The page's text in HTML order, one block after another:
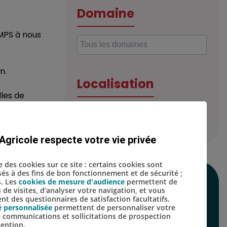
à nous
de
Domaine
Localisation
SUIVEZ-NOUS SUR
LES RÉSEAUX
SOCIAUX
respecte votre vie privée
des cookies sur ce site : certains cookies sont
à des fins de bon fonctionnement et de sécurité ;
Les cookies de mesure d'audience permettent de
visites, d’analyser votre navigation, et vous
des questionnaires de satisfaction facultatifs.
personnalisée permettent de personnaliser votre
communications et sollicitations de prospection